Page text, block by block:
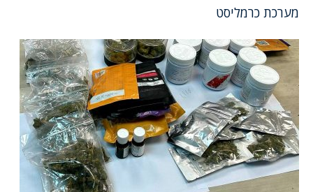
מערכת כרמליסט